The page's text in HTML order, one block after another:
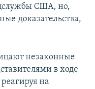
США, но,
доказательства,
незаконные
в ходе
на